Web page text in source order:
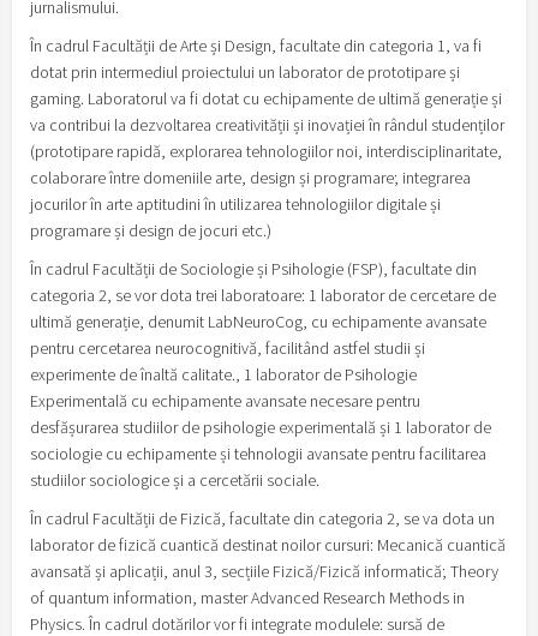
jurnalismului.
În cadrul Facultății de Arte și Design, facultate din categoria 1, va fi
dotat prin intermediul proiectului un laborator de prototipare și
gaming. Laboratorul va fi dotat cu echipamente de ultimă generație și
va contribui la dezvoltarea creativității și inovației în rândul studenților
(prototipare rapidă, explorarea tehnologiilor noi, interdisciplinaritate,
colaborare între domeniile arte, design și programare; integrarea
jocurilor în arte aptitudini în utilizarea tehnologiilor digitale și
programare și design de jocuri etc.)
În cadrul Facultății de Sociologie și Psihologie (FSP), facultate din
categoria 2, se vor dota trei laboratoare: 1 laborator de cercetare de
ultimă generație, denumit LabNeuroCog, cu echipamente avansate
pentru cercetarea neurocognitivă, facilitând astfel studii și
experimente de înaltă calitate., 1 laborator de Psihologie
Experimentală cu echipamente avansate necesare pentru
desfășurarea studiilor de psihologie experimentală și 1 laborator de
sociologie cu echipamente și tehnologii avansate pentru facilitarea
studiilor sociologice și a cercetării sociale.
În cadrul Facultății de Fizică, facultate din categoria 2, se va dota un
laborator de fizică cuantică destinat noilor cursuri: Mecanică cuantică
avansată și aplicații, anul 3, secțiile Fizică/Fizică informatică; Theory
of quantum information, master Advanced Research Methods in
Physics. În cadrul dotărilor vor fi integrate modulele: sursă de